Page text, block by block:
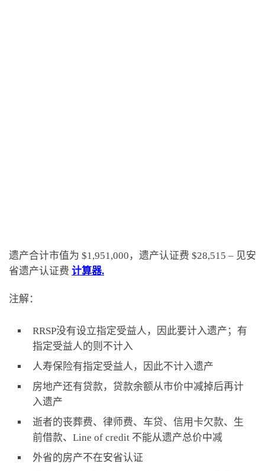
遗产合计市值为 $1,951,000，遗产认证费 $28,515 – 见安
省遗产认证费 计算器.
注解：
RRSP没有设立指定受益人，因此要计入遗产；有
指定受益人的则不计入
人寿保险有指定受益人，因此不计入遗产
房地产还有贷款，贷款余额从市价中减掉后再计
入遗产
逝者的丧葬费、律师费、车贷、信用卡欠款、生
前借款、Line of credit 不能从遗产总价中减
外省的房产不在安省认证